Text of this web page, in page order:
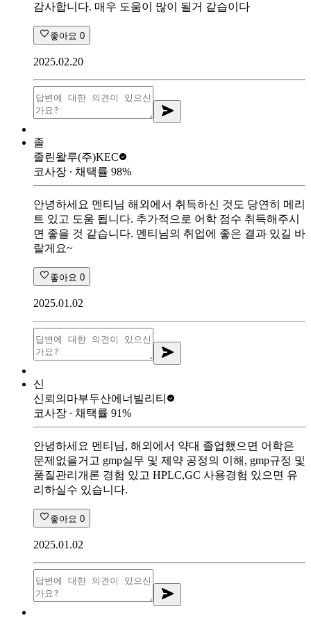
감사합니다. 매우 도움이 많이 될거 같습이다
좋아요 0
2025.02.20
졸
졸린왈루(주)KEC
코사장 ∙ 채택률 98%
안녕하세요 멘티님 해외에서 취득하신 것도 당연히 메리
트 있고 도움 됩니다. 추가적으로 어학 점수 취득해주시
면 좋을 것 같습니다. 멘티님의 취업에 좋은 결과 있길 바
랄게요~
좋아요 0
2025.01.02
신
신뢰의마부두산에너빌리티
코사장 ∙ 채택률 91%
안녕하세요 멘티님, 해외에서 약대 졸업했으면 어학은
문제없을거고 gmp실무 및 제약 공정의 이해, gmp규정 및
품질관리개론 경험 있고 HPLC,GC 사용경험 있으면 유
리하실수 있습니다.
좋아요 0
2025.01.02